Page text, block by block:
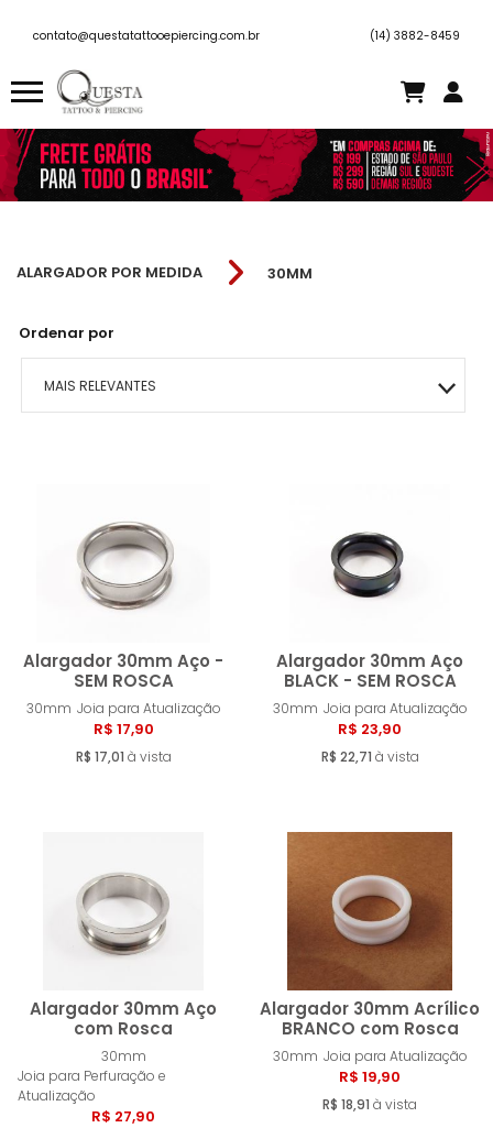
contato@questatattooepiercing.com.br (14) 3882-8459
ALARGADOR POR MEDIDA 30MM
Ordenar por
MAIS RELEVANTES
MAIOR PREÇO
Alargador 30mm Aço -
SEM ROSCA
30mm Joia para Atualização
R$ 17,90
R$ 17,01 à vista
Comprar
Alargador 30mm Aço
BLACK - SEM ROSCA
30mm Joia para Atualização
R$ 23,90
R$ 22,71 à vista
Alargador 30mm Aço
com Rosca
30mm
Joia para Perfuração e
Atualização
R$ 27,90
Comprar
Alargador 30mm Acrílico
BRANCO com Rosca
30mm Joia para Atualização
R$ 19,90
R$ 18,91 à vista